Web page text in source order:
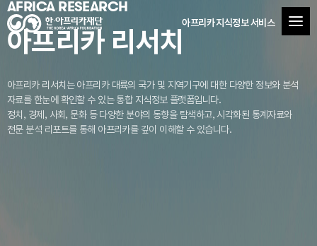
아프리카 지식정보 서비스
AFRICA RESEARCH
아프리카 리서치
아프리카 리서치는 아프리카 대륙의 국가 및 지역기구에 대한 다양한 정보와 분석
자료를 한눈에 확인할 수 있는 통합 지식정보 플랫폼입니다.
정치, 경제, 사회, 문화 등 다양한 분야의 동향을 탐색하고, 시각화된 통계자료와
전문 분석 리포트를 통해 아프리카를 깊이 이해할 수 있습니다.